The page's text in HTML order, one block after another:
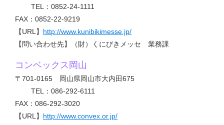
TEL：0852-24-1111
FAX：0852-22-9219
【URL】 http://www.kunibikimesse.jp/
【問い合わせ先】（財）くにびきメッセ 業務課
コンベックス岡山
〒701-0165 岡山県岡山市大内田675
TEL：086-292-6111
FAX：086-292-3020
【URL】 http://www.convex.or.jp/